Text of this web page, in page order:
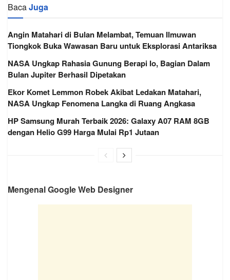
BacaJuga
Angin Matahari di Bulan Melambat, Temuan Ilmuwan
Tiongkok Buka Wawasan Baru untuk Eksplorasi Antariksa
NASA Ungkap Rahasia Gunung Berapi Io, Bagian Dalam
Bulan Jupiter Berhasil Dipetakan
Ekor Komet Lemmon Robek Akibat Ledakan Matahari,
NASA Ungkap Fenomena Langka di Ruang Angkasa
HP Samsung Murah Terbaik 2026: Galaxy A07 RAM 8GB
dengan Helio G99 Harga Mulai Rp1 Jutaan
Mengenal Google Web Designer